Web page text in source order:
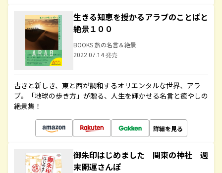
生きる知恵を授かるアラブのことばと
絶景１００
BOOKS 旅の名言＆絶景
2022.07.14 発売
古きと新しき、東と西が調和するオリエンタルな世界、アラ
ブ。「地球の歩き方」が贈る、人生を輝かせる名言と癒やしの
絶景集！
詳細を見る
御朱印はじめました 関東の神社 週
末開運さんぽ